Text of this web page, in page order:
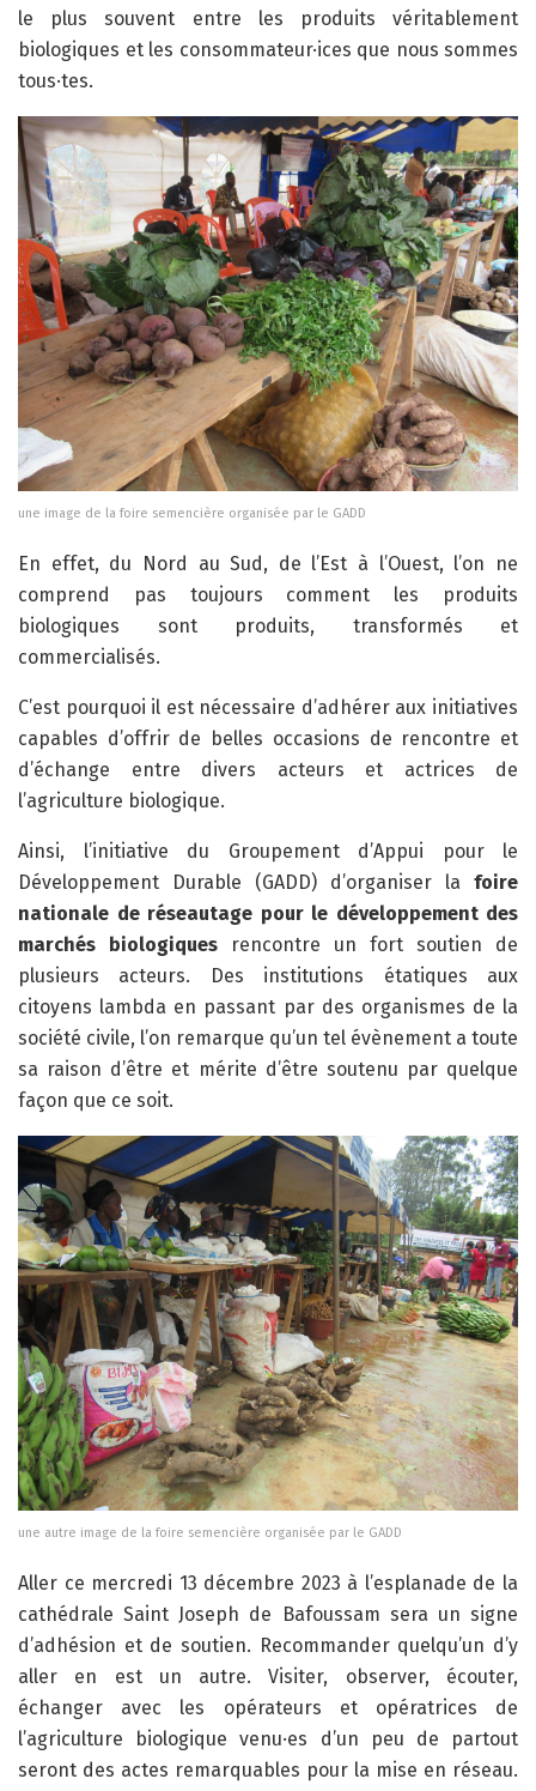
le plus souvent entre les produits véritablement
biologiques et les consommateur·ices que nous sommes
tous·tes.
une image de la foire semencière organisée par le GADD
En effet, du Nord au Sud, de l’Est à l’Ouest, l’on ne
comprend pas toujours comment les produits
biologiques sont produits, transformés et
commercialisés.
C’est pourquoi il est nécessaire d’adhérer aux initiatives
capables d’offrir de belles occasions de rencontre et
d’échange entre divers acteurs et actrices de
l’agriculture biologique.
Ainsi, l’initiative du Groupement d’Appui pour le
Développement Durable (GADD) d’organiser la foire
nationale de réseautage pour le développement des
marchés biologiques
rencontre un fort soutien de
plusieurs acteurs. Des institutions étatiques aux
citoyens lambda en passant par des organismes de la
société civile, l’on remarque qu’un tel évènement a toute
sa raison d’être et mérite d’être soutenu par quelque
façon que ce soit.
une autre image de la foire semencière organisée par le GADD
Aller ce mercredi 13 décembre 2023 à l’esplanade de la
cathédrale Saint Joseph de Bafoussam sera un signe
d’adhésion et de soutien. Recommander quelqu’un d’y
aller en est un autre. Visiter, observer, écouter,
échanger avec les opérateurs et opératrices de
l’agriculture biologique venu·es d’un peu de partout
seront des actes remarquables pour la mise en réseau.